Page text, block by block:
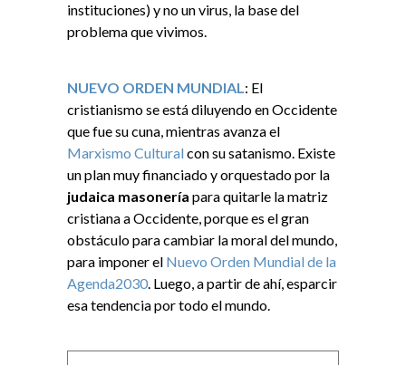
instituciones) y no un virus, la base del
problema que vivimos.
NUEVO ORDEN MUNDIAL: El
cristianismo se está diluyendo en Occidente
que fue su cuna, mientras avanza el
Marxismo Culturalcon su satanismo. Existe
un plan muy financiado y orquestado por la
judaica masonería para quitarle la matriz
cristiana a Occidente, porque es el gran
obstáculo para cambiar la moral del mundo,
para imponer el Nuevo Orden Mundial de la
Agenda2030. Luego, a partir de ahí, esparcir
esa tendencia por todo el mundo.